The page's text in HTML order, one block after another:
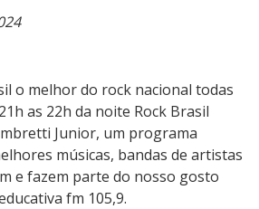
o melhor do rock nacional todas
as 22h da noite Rock Brasil
Junior, um programa
músicas, bandas de artistas
e fazem parte do nosso gosto
fm 105,9.